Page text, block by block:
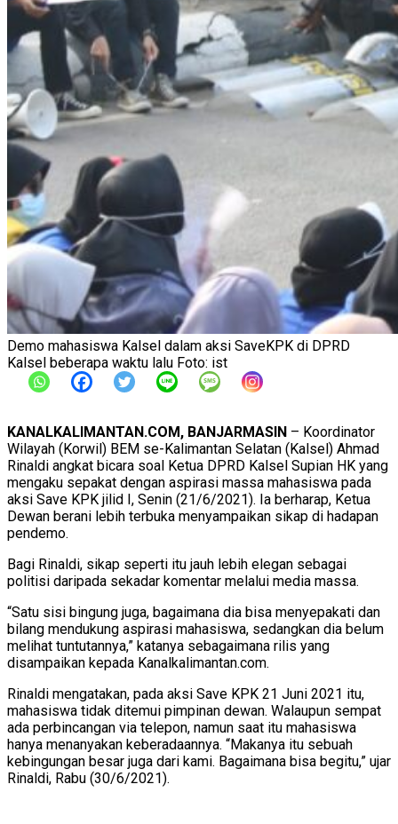
Demo mahasiswa Kalsel dalam aksi SaveKPK di DPRD
Kalsel beberapa waktu lalu Foto: ist
KANALKALIMANTAN.COM, BANJARMASIN – Koordinator
Wilayah (Korwil) BEM se-Kalimantan Selatan (Kalsel) Ahmad
Rinaldi angkat bicara soal Ketua DPRD Kalsel Supian HK yang
mengaku sepakat dengan aspirasi massa mahasiswa pada
aksi Save KPK jilid I, Senin (21/6/2021). Ia berharap, Ketua
Dewan berani lebih terbuka menyampaikan sikap di hadapan
pendemo.
Bagi Rinaldi, sikap seperti itu jauh lebih elegan sebagai
politisi daripada sekadar komentar melalui media massa.
“Satu sisi bingung juga, bagaimana dia bisa menyepakati dan
bilang mendukung aspirasi mahasiswa, sedangkan dia belum
melihat tuntutannya,” katanya sebagaimana rilis yang
disampaikan kepada Kanalkalimantan.com.
Rinaldi mengatakan, pada aksi Save KPK 21 Juni 2021 itu,
mahasiswa tidak ditemui pimpinan dewan. Walaupun sempat
ada perbincangan via telepon, namun saat itu mahasiswa
hanya menanyakan keberadaannya. “Makanya itu sebuah
kebingungan besar juga dari kami. Bagaimana bisa begitu,” ujar
Rinaldi, Rabu (30/6/2021).